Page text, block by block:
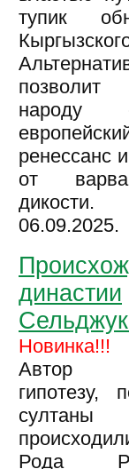
тупик
позволит
народу
ренессанс
от
06.09.2025.
династии
Новинка!!!
Автор
гипотезу,
султаны
Рода